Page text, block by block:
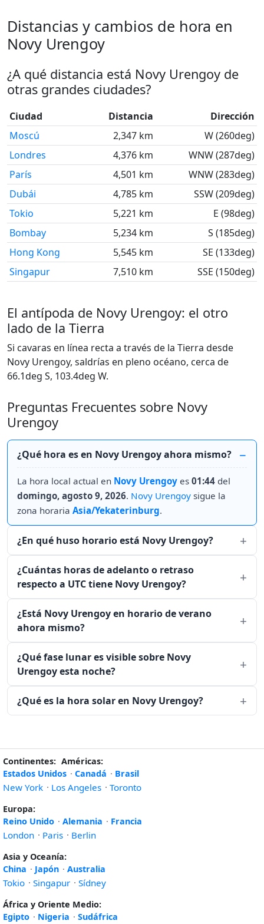
Distancias y cambios de hora en
Novy Urengoy
¿A qué distancia está Novy Urengoy de
otras grandes ciudades?
Ciudad Distancia
Dirección
Moscú
2,347 km
W (260deg)
Londres
4,376 km
WNW (287deg)
París
4,501 km
WNW (283deg)
Dubái
4,785 km
SSW (209deg)
Tokio
5,221 km
E (98deg)
Bombay
5,234 km
S (185deg)
Hong Kong
5,545 km
SE (133deg)
Singapur
7,510 km SSE (150deg)
El antípoda de Novy Urengoy: el otro
lado de la Tierra
Si cavaras en línea recta a través de la Tierra desde
Novy Urengoy, saldrías en pleno océano, cerca de
66.1deg S, 103.4deg W.
Preguntas Frecuentes sobre Novy
Urengoy
¿Qué hora es en Novy Urengoy ahora mismo?
La hora local actual en Novy Urengoy es 01:44 del
domingo, agosto 9, 2026. Novy Urengoy sigue la
zona horaria Asia/Yekaterinburg.
¿En qué huso horario está Novy Urengoy?
¿Cuántas horas de adelanto o retraso
respecto a UTC tiene Novy Urengoy?
¿Está Novy Urengoy en horario de verano
ahora mismo?
¿Qué fase lunar es visible sobre Novy
Urengoy esta noche?
¿Qué es la hora solar en Novy Urengoy?
Continentes: Américas:
Estados Unidos · Canadá · Brasil
New York · Los Angeles · Toronto
Europa:
Reino Unido · Alemania · Francia
London · Paris · Berlin
Asia y Oceanía:
China · Japón · Australia
Tokio · Singapur · Sídney
África y Oriente Medio:
Egipto · Nigeria · Sudáfrica